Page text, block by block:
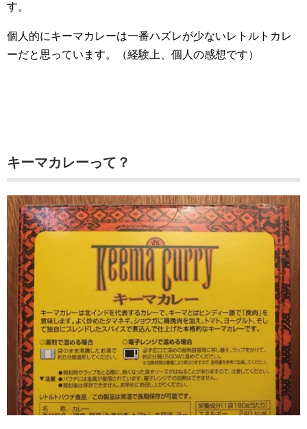
す。
個人的にキーマカレーは一番ハズレが少ないレトルトカレ
ーだと思っています。（経験上、個人の感想です）
キーマカレーって？